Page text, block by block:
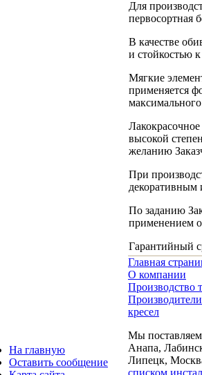
Для
первосортная
В качестве
и стойкостью
Мягкие
применяется
высокой
желанию
При
декоративным
По заданию
применением
Гарантийный
На главную
Оставить сообщение
Главная
О компании
Производство
кресел
Мы поставляем
Анапа,
Липецк,
списком